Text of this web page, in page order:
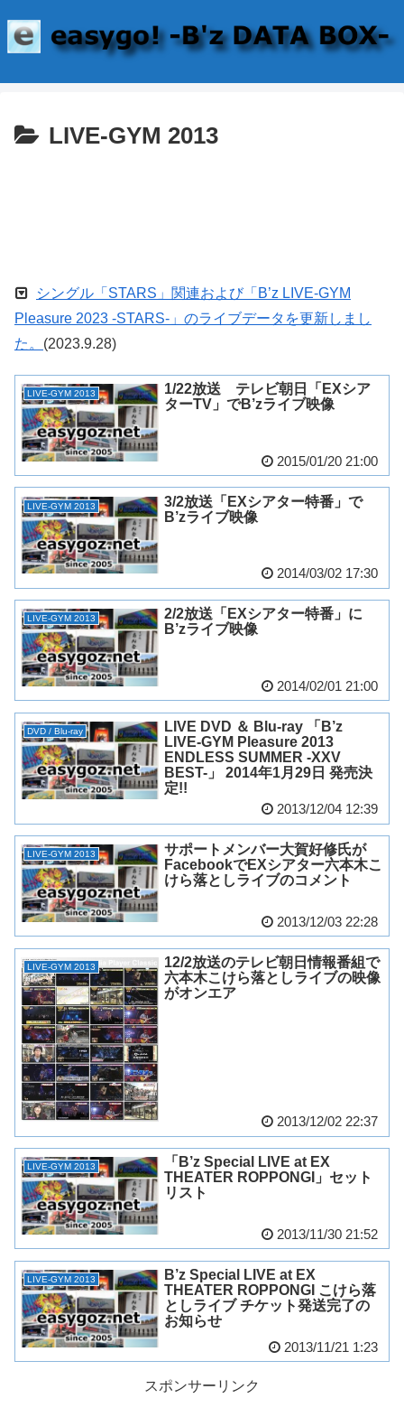
LIVE-GYM 2013
シングル「STARS」関連および「B’z LIVE-GYM
Pleasure 2023 -STARS-」のライブデータを更新しまし
た。 (2023.9.28)
LIVE-GYM 2013
1/22放送 テレビ朝日「EXシア
ターTV」でB’zライブ映像
2015/01/20 21:00
LIVE-GYM 2013
3/2放送「EXシアター特番」で
B’zライブ映像
2014/03/02 17:30
LIVE-GYM 2013
2/2放送「EXシアター特番」に
B’zライブ映像
2014/02/01 21:00
DVD / Blu-ray
LIVE DVD ＆ Blu-ray 「B’z
LIVE-GYM Pleasure 2013
ENDLESS SUMMER -XXV
BEST-」 2014年1月29日 発売決
定!!
2013/12/04 12:39
LIVE-GYM 2013
サポートメンバー大賀好修氏が
FacebookでEXシアター六本木こ
けら落としライブのコメント
2013/12/03 22:28
LIVE-GYM 2013
12/2放送のテレビ朝日情報番組で
六本木こけら落としライブの映像
がオンエア
2013/12/02 22:37
LIVE-GYM 2013
「B’z Special LIVE at EX
THEATER ROPPONGI」セット
リスト
2013/11/30 21:52
LIVE-GYM 2013
B’z Special LIVE at EX
THEATER ROPPONGI こけら落
としライブ チケット発送完了の
お知らせ
2013/11/21 1:23
スポンサーリンク